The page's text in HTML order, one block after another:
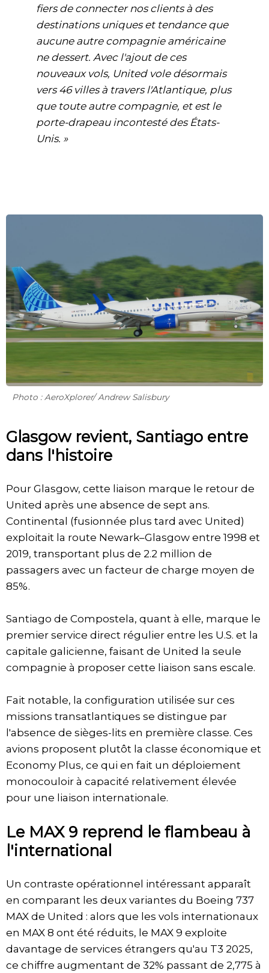
fiers de connecter nos clients à des
destinations uniques et tendance que
aucune autre compagnie américaine
ne dessert. Avec l'ajout de ces
nouveaux vols, United vole désormais
vers 46 villes à travers l'Atlantique, plus
que toute autre compagnie, et est le
porte-drapeau incontesté des États-
Unis. »
Photo : AeroXplorer/ Andrew Salisbury
Glasgow revient, Santiago entre
dans l'histoire
Pour Glasgow, cette liaison marque le retour de
United après une absence de sept ans.
Continental (fusionnée plus tard avec United)
exploitait la route Newark–Glasgow entre 1998 et
2019, transportant plus de 2.2 million de
passagers avec un facteur de charge moyen de
85%.
Santiago de Compostela, quant à elle, marque le
premier service direct régulier entre les U.S. et la
capitale galicienne, faisant de United la seule
compagnie à proposer cette liaison sans escale.
Fait notable, la configuration utilisée sur ces
missions transatlantiques se distingue par
l'absence de sièges-lits en première classe. Ces
avions proposent plutôt la classe économique et
Economy Plus, ce qui en fait un déploiement
monocouloir à capacité relativement élevée
pour une liaison internationale.
Le MAX 9 reprend le flambeau à
l'international
Un contraste opérationnel intéressant apparaît
en comparant les deux variantes du Boeing 737
MAX de United : alors que les vols internationaux
en MAX 8 ont été réduits, le MAX 9 exploite
davantage de services étrangers qu'au T3 2025,
ce chiffre augmentant de 32% passant de 2,775 à